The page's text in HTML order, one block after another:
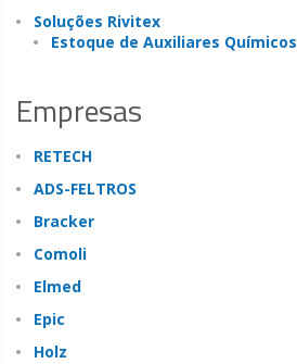
Soluções Rivitex
Estoque de Auxiliares Químicos
Empresas
RETECH
ADS-FELTROS
Bracker
Comoli
Elmed
Epic
Holz